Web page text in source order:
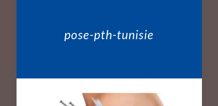
pose-pth-tunisie